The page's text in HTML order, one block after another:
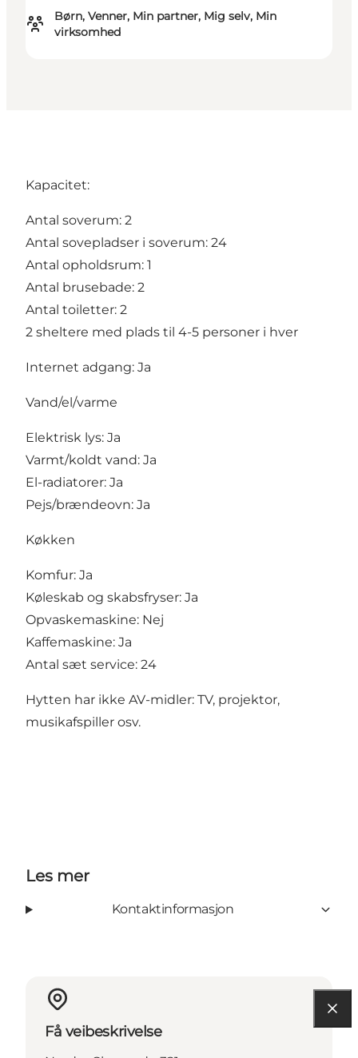
Børn, Venner, Min partner, Mig selv, Min
virksomhed
Kapacitet:
Antal soverum: 2
Antal sovepladser i soverum: 24
Antal opholdsrum: 1
Antal brusebade: 2
Antal toiletter: 2
2 sheltere med plads til 4-5 personer i hver
Internet adgang: Ja
Vand/el/varme
Elektrisk lys: Ja
Varmt/koldt vand: Ja
El-radiatorer: Ja
Pejs/brændeovn: Ja
Køkken
Komfur: Ja
Køleskab og skabsfryser: Ja
Opvaskemaskine: Nej
Kaffemaskine: Ja
Antal sæt service: 24
Hytten har ikke AV-midler: TV, projektor,
musikafspiller osv.
Les mer
Kontaktinformasjon
Få veibeskrivelse